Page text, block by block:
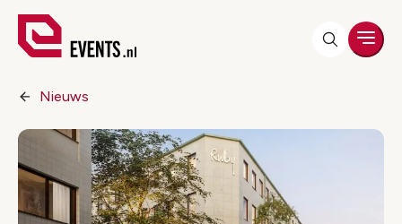
Nieuws